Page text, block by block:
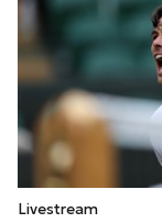
Livestream